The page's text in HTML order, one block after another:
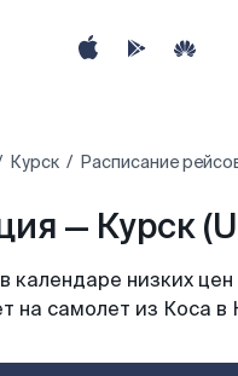
Курск Расписание
— Курск
низких
на самолет из Коса в